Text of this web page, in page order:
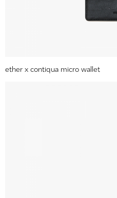
ether x contiqua micro wallet